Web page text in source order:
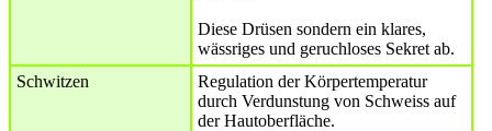
Diese Drüsen sondern ein klares,
wässriges und geruchloses Sekret ab.
Schwitzen
Regulation der Körpertemperatur
durch Verdunstung von Schweiss auf
der Hautoberfläche.